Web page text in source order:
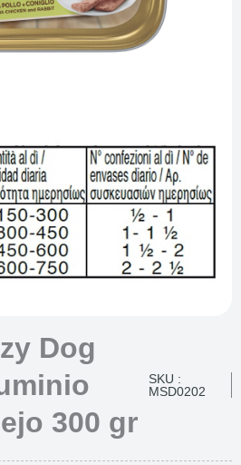
Dog
300 gr
SKU :
MSD0202